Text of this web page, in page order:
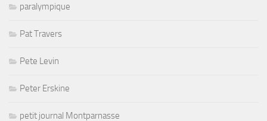
paralympique
Pat Travers
Pete Levin
Peter Erskine
petit journal Montparnasse